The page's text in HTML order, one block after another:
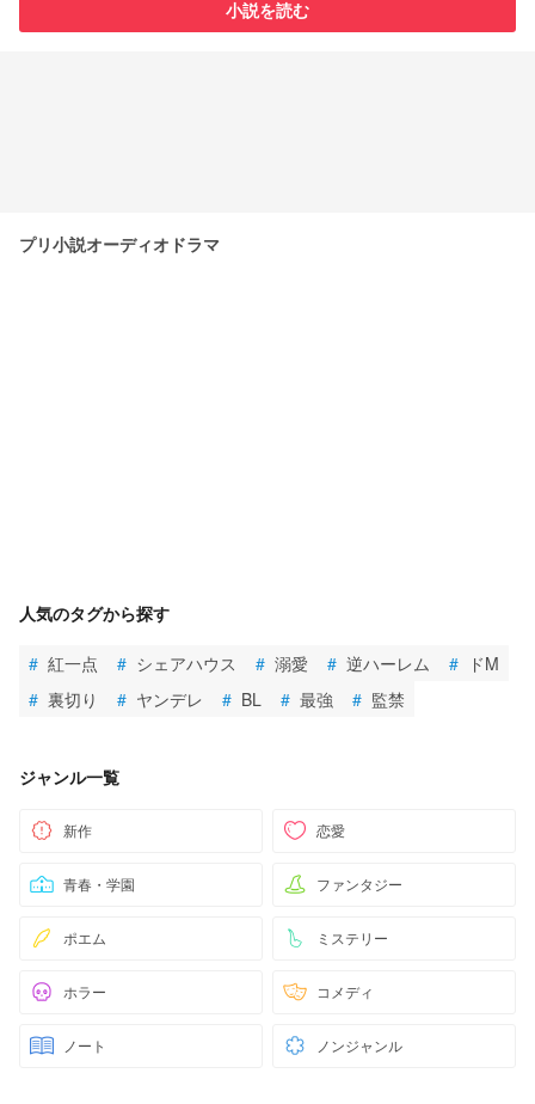
小説を読む
プリ小説オーディオドラマ
人気のタグから探す
# 紅一点 # シェアハウス # 溺愛 # 逆ハーレム #
ドM
# 裏切り # ヤンデレ # BL # 最強 # 監禁
ジャンル一覧
新作 恋愛
青春・学園 ファンタジー
ポエム ミステリー
ホラー コメディ
ノート ノンジャンル